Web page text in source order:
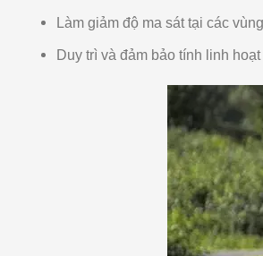
Làm giảm độ ma sát tại các
Duy trì và đảm bảo tính linh